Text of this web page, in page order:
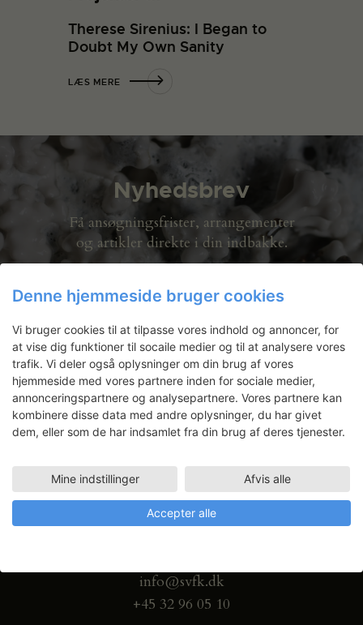
Therese Sirenius: I Began to
Doubt My Own Sanity
LÆS MERE
Nyhedsbrev
Få ansøgningsfrister, arrangementer
og artikler direkte i din indbakke.
Gammel Dok Pakhus
info@svfk.dk
+45 32 96 05 10
Denne hjemmeside bruger cookies
Vi bruger cookies til at tilpasse vores indhold og annoncer, for
at vise dig funktioner til socaile medier og til at analysere vores
trafik. Vi deler også oplysninger om din brug af vores
hjemmeside med vores partnere inden for sociale medier,
annonceringspartnere og analysepartnere. Vores partnere kan
kombinere disse data med andre oplysninger, du har givet
dem, eller som de har indsamlet fra din brug af deres tjenester.
Mine indstillinger Afvis alle
Accepter alle